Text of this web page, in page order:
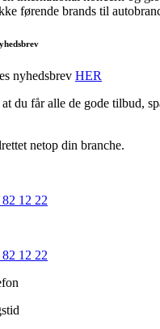
førende brands til
nyhedsbrev HER
du får alle de gode tilbud,
netop din branche.
12 22
12 22